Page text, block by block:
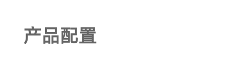
产品配置